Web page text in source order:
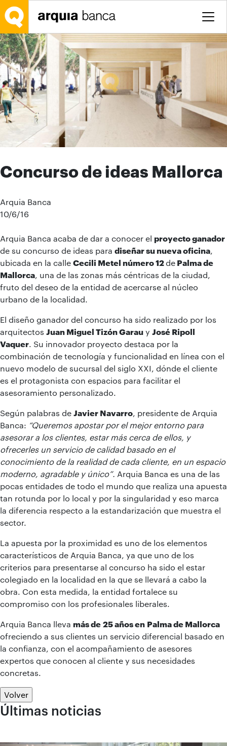
Salta al contingut principal
Concurso de ideas Mallorca
Arquia Banca
10/6/16
Arquia Banca acaba de dar a conocer el proyecto ganador
de su concurso de ideas para diseñar su nueva oficina,
ubicada en la calle Cecili Metel número 12de Palma de
Mallorca, una de las zonas más céntricas de la ciudad,
fruto del deseo de la entidad de acercarse al núcleo
urbano de la localidad.
El diseño ganador del concurso ha sido realizado por los
arquitectos Juan Miguel Tizón Garau y José Ripoll
Vaquer. Su innovador proyecto destaca por la
combinación de tecnología y funcionalidad en línea con el
nuevo modelo de sucursal del siglo XXI, dónde el cliente
es el protagonista con espacios para facilitar el
asesoramiento personalizado.
Según palabras de Javier Navarro, presidente de Arquia
Banca: “Queremos apostar por el mejor entorno para
asesorar a los clientes, estar más cerca de ellos, y
ofrecerles un servicio de calidad basado en el
conocimiento de la realidad de cada cliente, en un espacio
moderno, agradable y único”. Arquia Banca es una de las
pocas entidades de todo el mundo que realiza una apuesta
tan rotunda por lo local y por la singularidad y eso marca
la diferencia respecto a la estandarización que muestra el
sector.
La apuesta por la proximidad es uno de los elementos
característicos de Arquia Banca, ya que uno de los
criterios para presentarse al concurso ha sido el estar
colegiado en la localidad en la que se llevará a cabo la
obra. Con esta medida, la entidad fortalece su
compromiso con los profesionales liberales.
Arquia Banca lleva más de 25 años en Palma de Mallorca
ofreciendo a sus clientes un servicio diferencial basado en
la confianza, con el acompañamiento de asesores
expertos que conocen al cliente y sus necesidades
concretas.
Volver
Últimas noticias